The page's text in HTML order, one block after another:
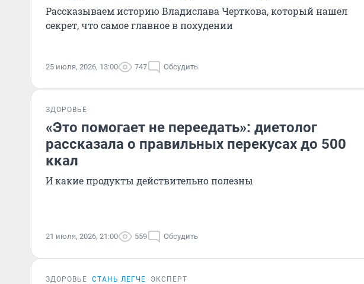
Рассказываем историю Владислава Черткова, который нашел
секрет, что самое главное в похудении
25 июля, 2026, 13:00 747 Обсудить
ЗДОРОВЬЕ
«Это помогает не переедать»: диетолог
рассказала о правильных перекусах до 500
ккал
И какие продукты действительно полезны
21 июля, 2026, 21:00 559 Обсудить
ЗДОРОВЬЕ СТАНЬ ЛЕГЧЕ ЭКСПЕРТ